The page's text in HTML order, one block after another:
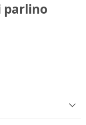
parlino